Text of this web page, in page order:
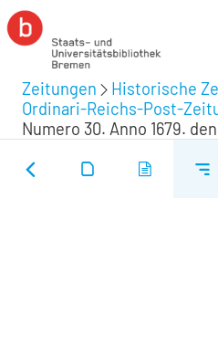
Zeitungen Historische
Ordinari-Reichs-Post-
Numero 30. Anno 1679.